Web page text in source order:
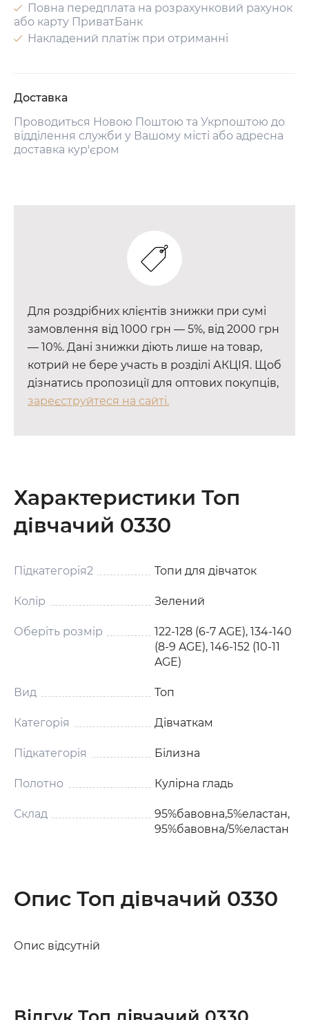
Повна передплата на розрахунковий рахунок
або карту ПриватБанк
Накладений платіж при отриманні
Доставка
Проводиться Новою Поштою та Укрпоштою до
відділення служби у Вашому місті або адресна
доставка кур'єром
Для роздрібних клієнтів знижки при сумі
замовлення від 1000 грн — 5%, від 2000 грн
— 10%. Дані знижки діють лише на товар,
котрий не бере участь в розділі АКЦІЯ. Щоб
дізнатись пропозиції для оптових покупців,
зареєструйтеся на сайті.
Характеристики Топ
дівчачий 0330
Підкатегорія2 Топи для дівчаток
Колір Зелений
Оберіть розмір
122-128 (6-7 AGE), 134-140
(8-9 AGE), 146-152 (10-11
AGE)
Вид Топ
Категорія Дівчаткам
Підкатегорія Білизна
Полотно Кулірна гладь
Склад
95%бавовна,5%еластан,
95%бавовна/5%еластан
Опис Топ дівчачий 0330
Опис відсутній